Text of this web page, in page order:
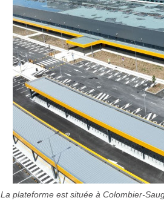
La plateforme est située à Colombier-